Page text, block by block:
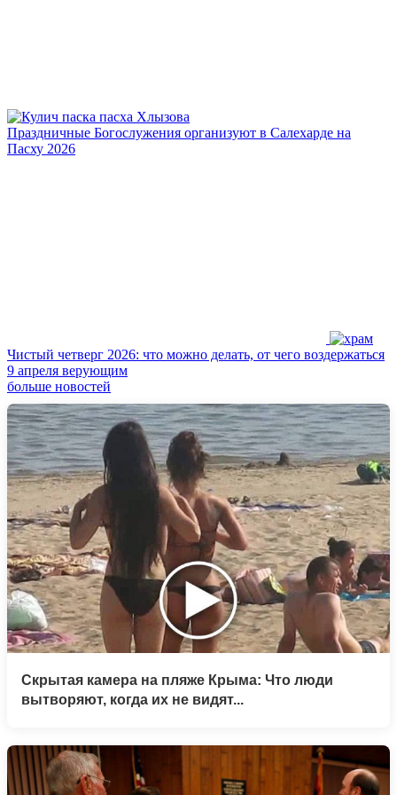
Праздничные Богослужения организуют в Салехарде на
Пасху 2026
Чистый четверг 2026: что можно делать, от чего воздержаться
9 апреля верующим
больше новостей
Скрытая камера на пляже Крыма: Что люди
вытворяют, когда их не видят...